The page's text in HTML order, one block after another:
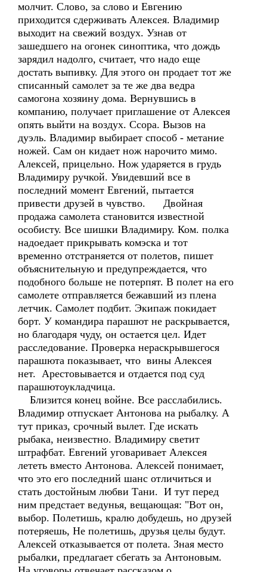
молчит. Слово, за слово и Евгению
приходится сдерживать Алексея. Владимир
выходит на свежий воздух. Узнав от
зашедшего на огонек синоптика, что дождь
зарядил надолго, считает, что надо еще
достать выпивку. Для этого он продает тот же
списанный самолет за те же два ведра
самогона хозяину дома. Вернувшись в
компанию, получает приглашение от Алексея
опять выйти на воздух. Ссора. Вызов на
дуэль. Владимир выбирает способ - метание
ножей. Сам он кидает нож нарочито мимо.
Алексей, прицельно. Нож ударяется в грудь
Владимиру ручкой. Увидевший все в
последний момент Евгений, пытается
привести друзей в чувство. Двойная
продажа самолета становится известной
особисту. Все шишки Владимиру. Ком. полка
надоедает прикрывать комэска и тот
временно отстраняется от полетов, пишет
объяснительную и предупреждается, что
подобного больше не потерпят. В полет на его
самолете отправляется бежавший из плена
летчик. Самолет подбит. Экипаж покидает
борт. У командира парашют не раскрывается,
но благодаря чуду, он остается цел. Идет
расследование. Проверка нераскрывшегося
парашюта показывает, что вины Алексея
нет. Арестовывается и отдается под суд
парашютоукладчица.
Близится конец войне. Все расслабились.
Владимир отпускает Антонова на рыбалку. А
тут приказ, срочный вылет. Где искать
рыбака, неизвестно. Владимиру светит
штрафбат. Евгений уговаривает Алексея
лететь вместо Антонова. Алексей понимает,
что это его последний шанс отличиться и
стать достойным любви Тани. И тут перед
ним предстает ведунья, вещающая: "Вот он,
выбор. Полетишь, кралю добудешь, но друзей
потеряешь, Не полетишь, друзья целы будут.
Алексей отказывается от полета. Зная место
рыбалки, предлагает сбегать за Антоновым.